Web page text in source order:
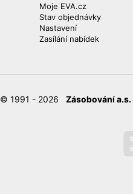
Moje EVA.cz
Stav objednávky
Nastavení
Zasílání nabídek
© 1991 - 2026 Zásobování a.s.